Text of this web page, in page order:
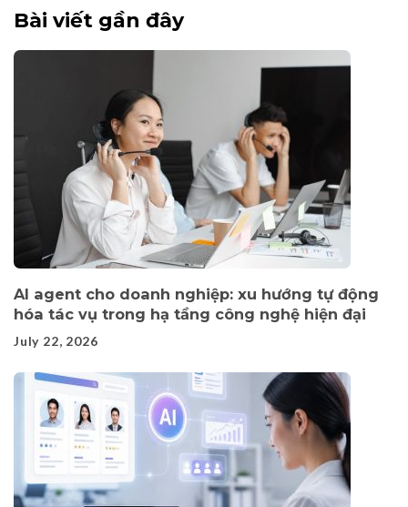
Bài viết gần đây
AI agent cho doanh nghiệp: xu hướng tự động
hóa tác vụ trong hạ tầng công nghệ hiện đại
July 22, 2026